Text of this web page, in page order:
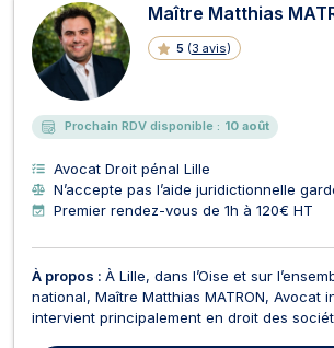
Maître Matthias
5 (3 avis)
Prochain RDV disponible : 10 août
Avocat Droit pénal Lille
N’accepte pas l’aide juridictionnelle
Premier rendez-vous de 1h à 120€ HT
À propos : À Lille, dans l’Oise et sur
national, Maître Matthias MATRON, Avocat
intervient principalement en droit des